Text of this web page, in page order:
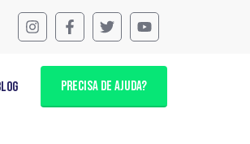
PRECISA DE AJUDA?